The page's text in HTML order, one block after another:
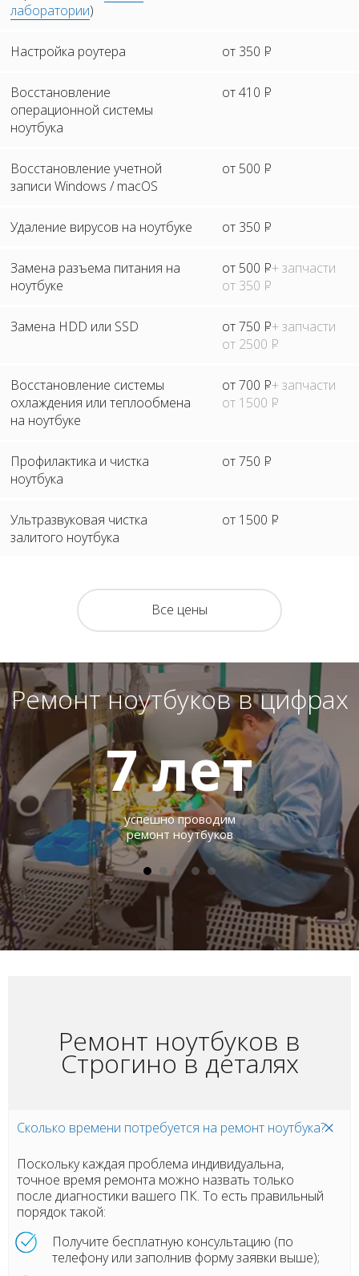
лаборатории)
Настройка роутера от 350 Р
Восстановление
операционной системы
ноутбука
от 410 Р
Восстановление учетной
записи Windows / macOS
от 500 Р
Удаление вирусов на ноутбуке от 350 Р
Замена разъема питания на
ноутбуке
от 500 Р+ запчасти
от 350 Р
Замена HDD или SSD от 750 Р+ запчасти
от 2500 Р
Восстановление системы
охлаждения или теплообмена
на ноутбуке
от 700 Р+ запчасти
от 1500 Р
Профилактика и чистка
ноутбука
от 750 Р
Ультразвуковая чистка
залитого ноутбука
от 1500 Р
Все цены
Ремонт ноутбуков в цифрах
7лет
успешно проводим
ремонт ноутбуков
Ремонт ноутбуков в
Строгино в деталях
Сколько времени потребуется на ремонт ноутбука?
Поскольку каждая проблема индивидуальна,
точное время ремонта можно назвать только
после диагностики вашего ПК. То есть правильный
порядок такой:
Получите бесплатную консультацию (по
телефону или заполнив форму заявки выше);